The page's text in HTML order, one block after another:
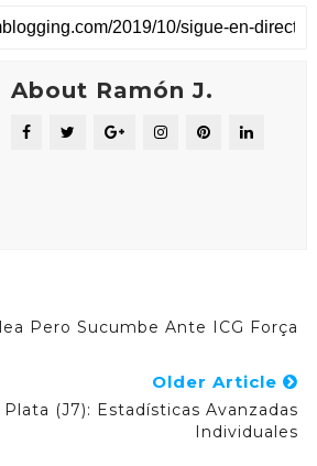
About Ramón J.
Pero Sucumbe Ante ICG Força
Older Article
(J7): Estadísticas Avanzadas
Individuales